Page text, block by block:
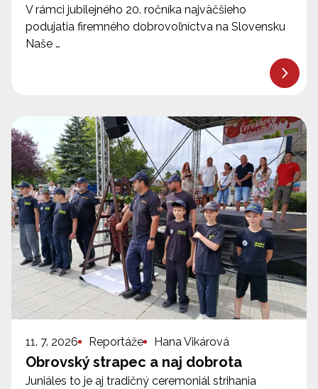
V rámci jubilejného 20. ročníka najväčšieho
podujatia firemného dobrovoľníctva na Slovensku
Naše …
11. 7. 2026 Reportáže Hana Vikárová
Obrovský strapec a naj dobrota
Juniáles to je aj tradičný ceremoniál strihania